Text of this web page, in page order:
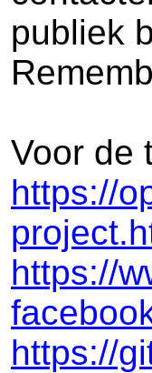
publiek
Voor de
https://
https://
https://